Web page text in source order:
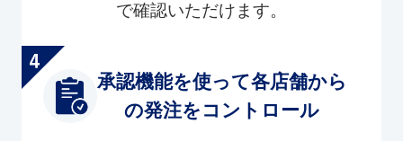
で確認いただけます。
承認機能を使って各店舗から
の発注をコントロール